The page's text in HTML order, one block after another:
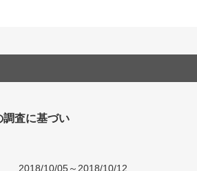
調査に基づい
2018/10/05～2018/10/12